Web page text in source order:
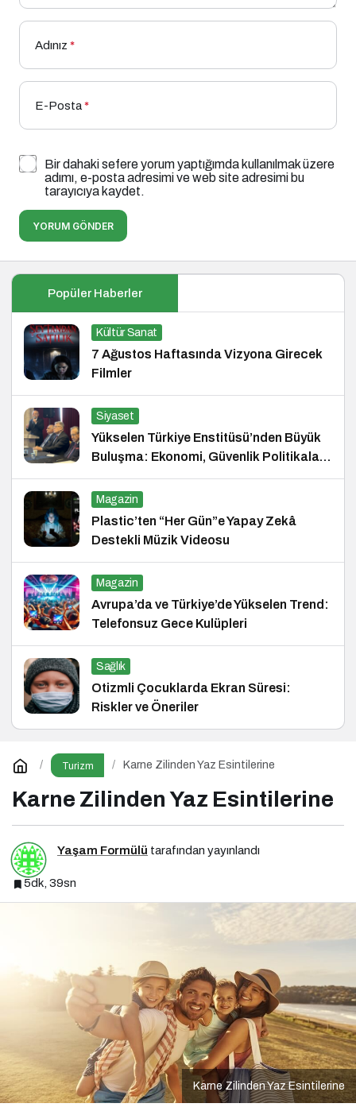
Adınız *
E-Posta*
Bir dahaki sefere yorum yaptığımda kullanılmak üzere
adımı, e-posta adresimi ve web site adresimi bu
tarayıcıya kaydet.
YORUM GÖNDER
Popüler Haberler
Kültür Sanat
7 Ağustos Haftasında Vizyona Girecek
Filmler
Siyaset
Yükselen Türkiye Enstitüsü’nden Büyük
Buluşma: Ekonomi, Güvenlik Politikaları
ve Hukuk Konferansı
Magazin
Plastic’ten “Her Gün”e Yapay Zekâ
Destekli Müzik Videosu
Magazin
Avrupa’da ve Türkiye’de Yükselen Trend:
Telefonsuz Gece Kulüpleri
Sağlık
Otizmli Çocuklarda Ekran Süresi:
Riskler ve Öneriler
Turizm Karne Zilinden Yaz Esintilerine
Karne Zilinden Yaz Esintilerine
Yaşam Formülü tarafından yayınlandı
5dk, 39sn
Karne Zilinden Yaz Esintilerine